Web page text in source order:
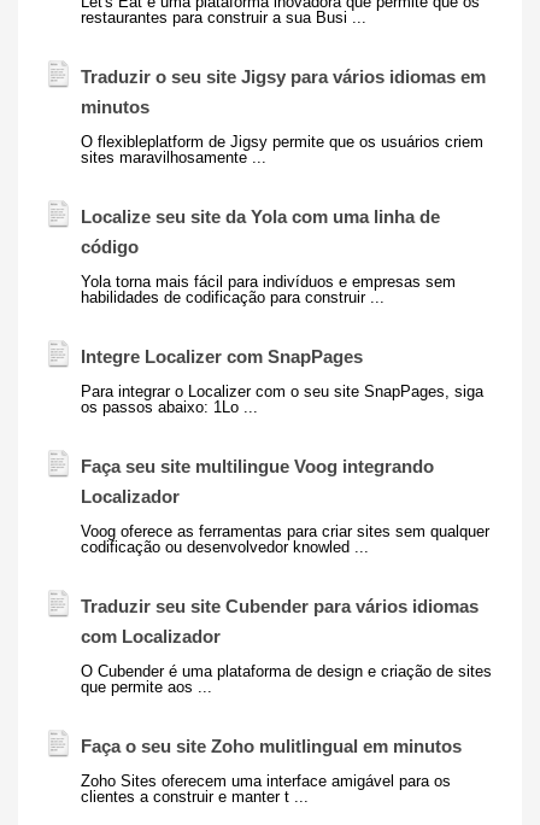
restaurantes para construir a sua Busi ...
Traduzir o seu site Jigsy para vários idiomas em
minutos
O flexibleplatform de Jigsy permite que os usuários criem
sites maravilhosamente ...
Localize seu site da Yola com uma linha de
código
Yola torna mais fácil para indivíduos e empresas sem
habilidades de codificação para construir ...
Integre Localizer com SnapPages
Para integrar o Localizer com o seu site SnapPages, siga
os passos abaixo: 1Lo ...
Faça seu site multilingue Voog integrando
Localizador
Voog oferece as ferramentas para criar sites sem qualquer
codificação ou desenvolvedor knowled ...
Traduzir seu site Cubender para vários idiomas
com Localizador
O Cubender é uma plataforma de design e criação de sites
que permite aos ...
Faça o seu site Zoho mulitlingual em minutos
Zoho Sites oferecem uma interface amigável para os
clientes a construir e manter t ...